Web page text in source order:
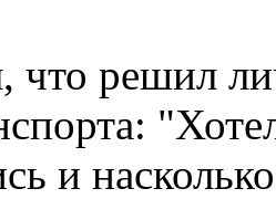
что решил
и